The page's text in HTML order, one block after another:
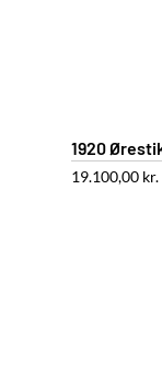
1920
19.100,00 kr.